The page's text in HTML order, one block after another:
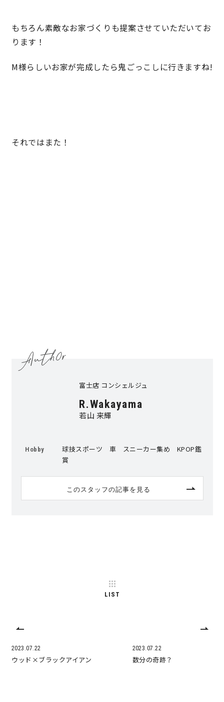
Blue Style
CLOSE
もちろん素敵なお家づくりも提案させていただいてお
ります！
M様らしいお家が完成したら鬼ごっこしに行きますね!
それではまた！
富士店 コンシェルジュ
R.Wakayama
若山 来輝
Hobby
球技スポーツ 車 スニーカー集め KPOP鑑
賞
このスタッフの記事を見る
2023.07.22
ウッド×ブラックアイアン
LIST
2023.07.22
数分の奇跡？